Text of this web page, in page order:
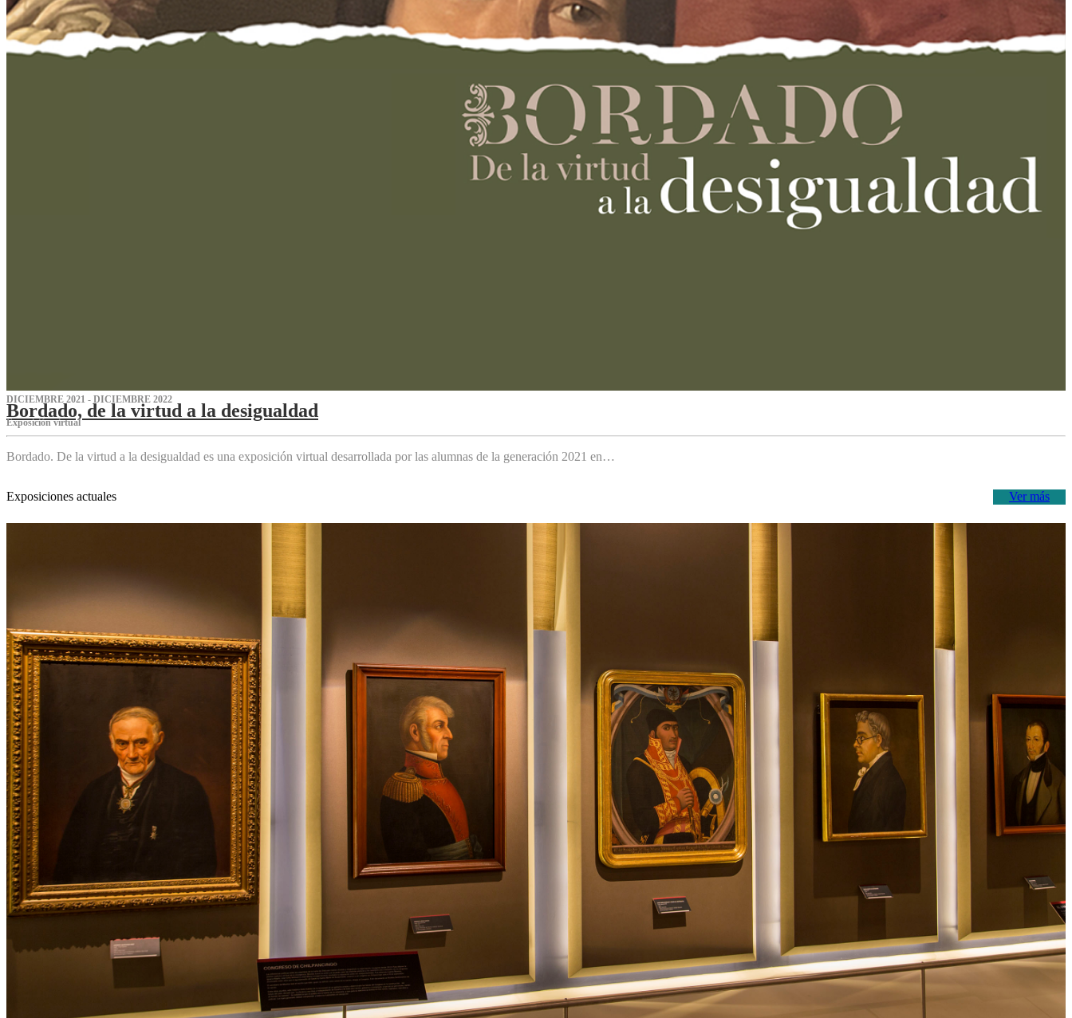
DICIEMBRE 2021 - DICIEMBRE 2022
Bordado, de la virtud a la desigualdad
Exposición virtual‌
Bordado. De la virtud a la desigualdad es una exposición virtual desarrollada por las alumnas de la generación 2021 en…
Ver más
Exposiciones actuales